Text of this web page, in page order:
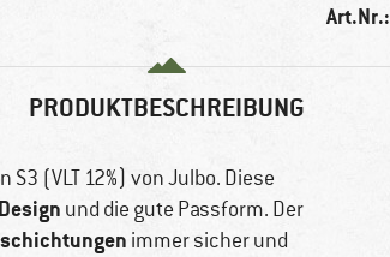
Art.Nr.:
PRODUKTBESCHREIBUNG
(VLT 12%) von Julbo. Diese
und die gute Passform. Der
immer sicher und